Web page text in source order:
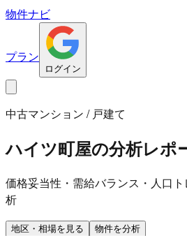
物件ナビ
プラン
ログイン
中古マンション / 戸建て
ハイツ町屋の分析レポ
価格妥当性・需給バランス・人口
析
地区・相場を見る 物件を分析